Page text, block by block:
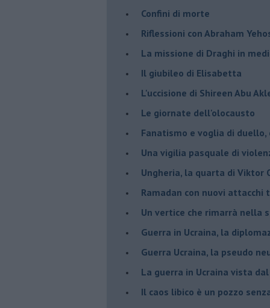
Confini di morte
Riflessioni con Abraham
La missione di Draghi in
Il giubileo di Elisabetta
L'uccisione di Shireen Abu
Le giornate dell'olocausto
Fanatismo e voglia di
Una vigilia pasquale di
Ungheria, la quarta di Viktor
Ramadan con nuovi attacchi
Un vertice che rimarrà nella
Guerra in Ucraina, la
Guerra Ucraina, la pseudo
La guerra in Ucraina vista
​Il caos libico è un pozzo